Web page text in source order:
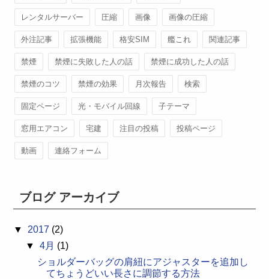
レンタルサーバー 圧縮 画像 画像の圧縮
外注記事 拡張機能 格安SIM 艦これ 関連記事
禁煙 禁煙に失敗した人の話 禁煙に成功した人の話
禁煙のコツ 禁煙の効果 月次報告 検索
固定ページ 光・モバイル回線 子テーマ
窓用エアコン 宅建 注目の投稿 投稿ページ
動画 連絡フォーム
ブログ アーカイブ
▼ 2017 (2)
▼ 4月 (1)
ショルダーバッグの肩紐にアジャスターを追加し
てちょうどいい長さに調節する方法